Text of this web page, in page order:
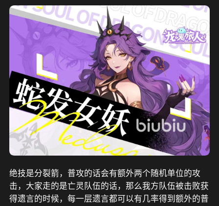
绝技是分裂箭，普攻的话会有额外两个随机单位的攻
击，大家走的是亡灵队伍的话，那么我方队伍被击败获
得遗言的时候，每一层遗言都可以有几率得到额外的普